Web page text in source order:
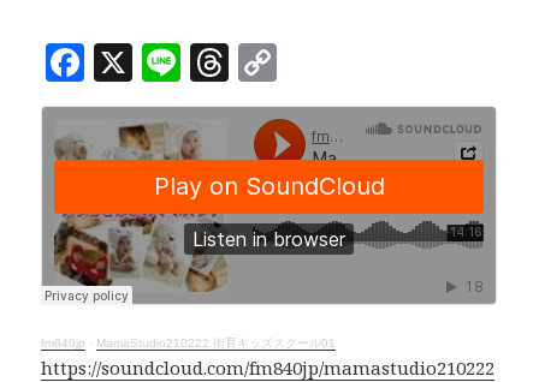
F
a
c
e
b
o
o
k
X Li
n
e
T
h
e
a
d
s
o
p
y
Li
n
k
fm840jp · MamaStudio210222 街育キッズスクール01
https://soundcloud.com/fm840jp/mamastudio210222